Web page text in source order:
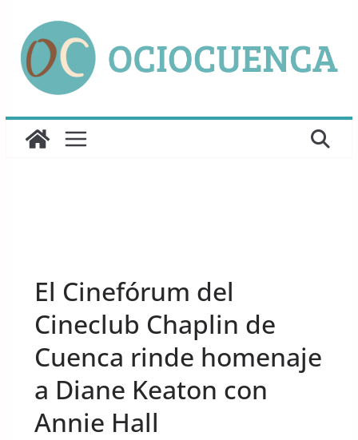
contenido
El Cinefórum del
Cineclub Chaplin de
Cuenca rinde homenaje
a Diane Keaton con
Annie Hall